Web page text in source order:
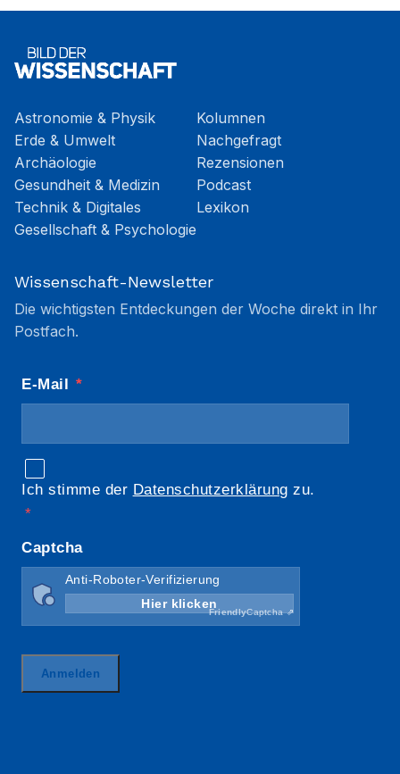
Astronomie & Physik
Erde & Umwelt
Archäologie
Gesundheit & Medizin
Technik & Digitales
Gesellschaft & Psychologie
Kolumnen
Nachgefragt
Rezensionen
Podcast
Lexikon
Wissenschaft-Newsletter
Die wichtigsten Entdeckungen der Woche direkt in Ihr
Postfach.